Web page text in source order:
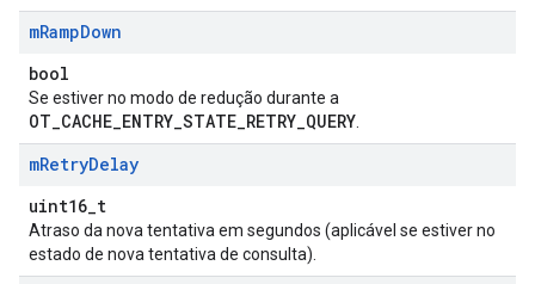
mRampDown
bool
Se estiver no modo de redução durante a
OT_CACHE_ENTRY_STATE_RETRY_QUERY
mRetryDelay
uint16_t
Atraso da nova tentativa em segundos (aplicável se estiver no
estado de nova tentativa de consulta).